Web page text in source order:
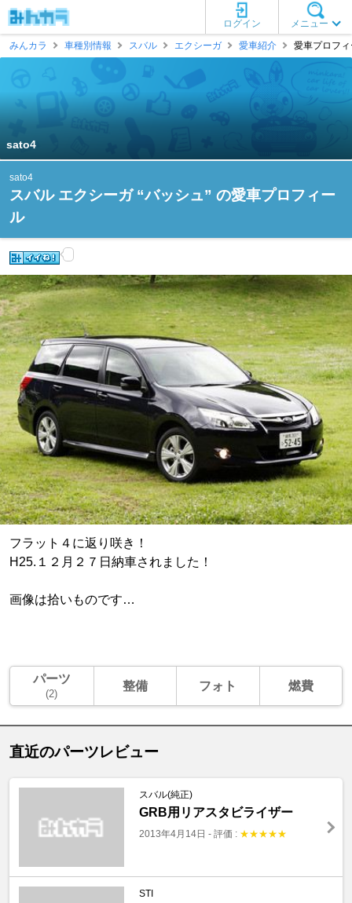
メニュー
ログイン
みんカラ
車種別情報 スバル エクシーガ 愛車紹介 愛車プロフ
sato4
sato4
スバル エクシーガ “バッシュ” の愛車プロフィー
ル
フラット４に返り咲き！
H25.１２月２７日納車されました！
画像は拾いものです…
パーツ
(2)
整備 フォト 燃費
直近のパーツレビュー
スバル(純正)
GRB用リアスタビライザー
2013年4月14日 - 評価 : ★★★★★
STI